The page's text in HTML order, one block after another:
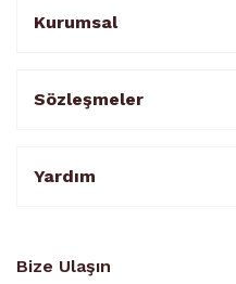
Kurumsal
Sözleşmeler
Yardım
Bize Ulaşın